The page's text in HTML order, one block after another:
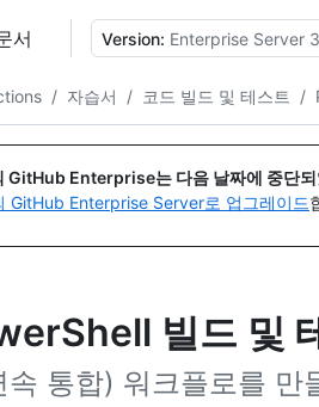
서 Version: Enterprise Server
/ 자습서 / 코드 빌드 및 테스트 /
GitHub Enterprise는 다음 날짜에 중단
GitHub Enterprise Server로 업그레이드
빌드 및
속 통합) 워크플로를